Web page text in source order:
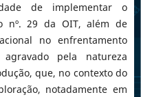
de implementar o
nº. 29 da OIT, além de
no enfrentamento
pela natureza
que, no contexto do
notadamente em